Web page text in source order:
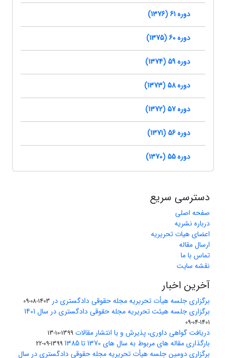
دوره 61 (1376)
دوره 60 (1375)
دوره 59 (1374)
دوره 58 (1373)
دوره 57 (1372)
دوره 56 (1371)
دوره 55 (1370)
دسترسی سریع
صفحه اصلی
درباره نشریه
اعضای هیات تحریریه
ارسال مقاله
تماس با ما
نقشه سایت
آخرین اخبار
برگزاری جلسه هیأت تحریریه مجله حقوقی دادگستری در 1403-08-09
برگزاری جلسه هیئت تحریریه مجله حقوقی دادگستری در سال 1401
1401-04-09
دریافت گواهی داوری، پذیرش و یا انتشار مقالات 1399-10-13
بارگذاری مقاله های مربوط به سال های 1370 تا 1385 1399-09-22
برگزاری دومین جلسه هیأت تحریریه مجله حقوقی دادگستری در سال